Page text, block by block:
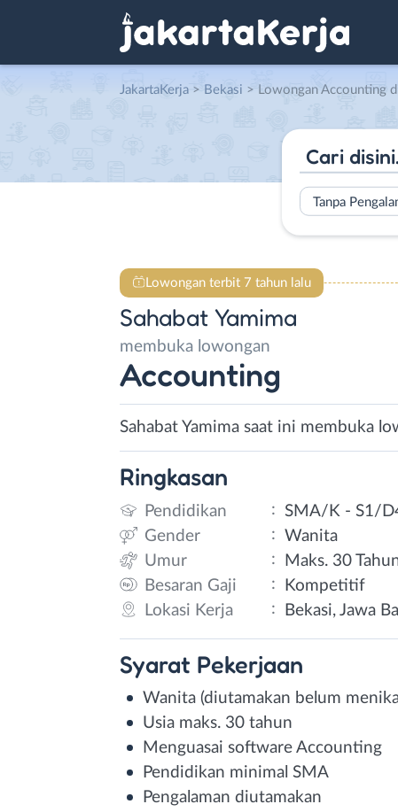
JakartaKerja > Bekasi > Lowongan Accounting
Tanpa
Lowongan terbit 7 tahun lalu
Sahabat Yamima
membuka lowongan
Accounting
Sahabat Yamima saat ini membuka
Ringkasan
Pendidikan : SMA/K - S1/
Gender
: Wanita
Umur
:
Maks. 30
Besaran Gaji
:
Kompetitif
Lokasi Kerja
: Bekasi, Jawa
Syarat Pekerjaan
Wanita (diutamakan belum
Usia maks. 30 tahun
Menguasai software Accounting
Pendidikan minimal SMA
Pengalaman diutamakan